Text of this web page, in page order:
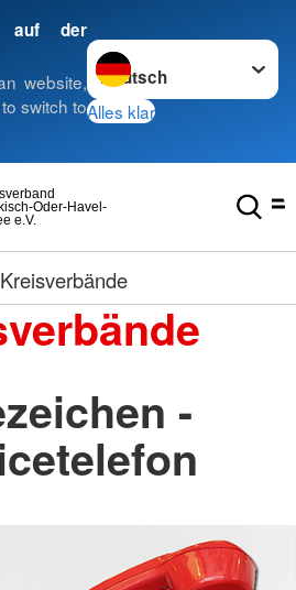
auf der
website,
switch to
Sprache wechseln zu
Alles klar
e.V.
Oder-Havel-
Kreisverbände
-